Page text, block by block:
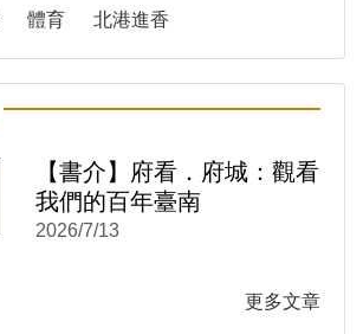
體育 北港進香
【書介】府看．府城：觀看
我們的百年臺南
2026/7/13
更多文章